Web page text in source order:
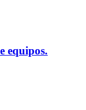
equipos.